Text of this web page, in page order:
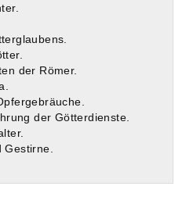
der Römer.
der Götterdienste.
Gestirne.